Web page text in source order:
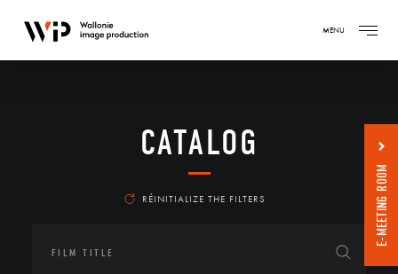
MENU
CATALOG
RÉINITIALIZE THE FILTERS E-MEETING ROOM